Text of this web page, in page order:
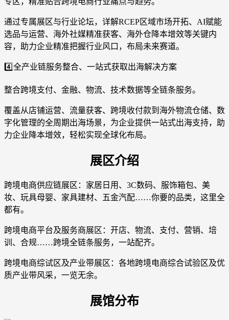
通过专属展区与行业论坛，详解RCEP区域市场开拓、AI赋能
选品与运营、海外社媒精准获客、海外仓降本增效等关键内
容，助力企业精准把握行业风口，布局未来赛道。
4️⃣全产业链服务整合、一站式获取出海解决方案
整合跨境支付、金融、物流、技术数据等全链条服务。
覆盖从店铺运营、流量获客、跨境收付款到海外物流仓储、数
字化管理的全周期出海场景，为企业提供一站式出海支持，助
力企业降本增效，轻松实现全球化布局。
展区介绍
跨境电商供应链展区：家居日用、3C数码、服饰箱包、美
妆、玩具母婴、家具建材、五金汽配……你要的品类，这里全
都有。
跨境电商平台及服务商展区：开店、物流、支付、营销、培
训、合规……跨境全链条服务，一站配齐。
跨境电商综试区及产业带展区：各地跨境电商综合试验区及优
质产业带风采，一览无余。
展馆分布